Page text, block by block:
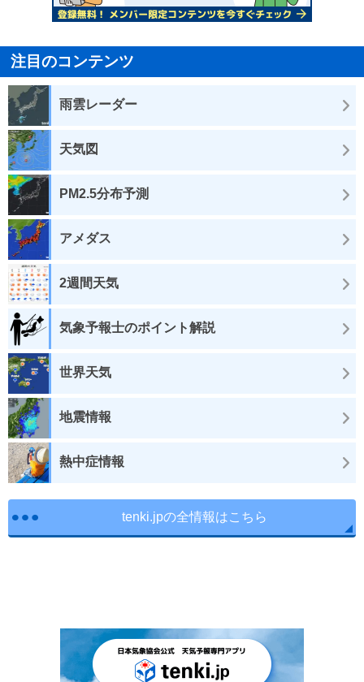
注目のコンテンツ
雨雲レーダー
天気図
PM2.5分布予測
アメダス
2週間天気
気象予報士のポイント解説
世界天気
地震情報
熱中症情報
tenki.jpの全情報はこちら